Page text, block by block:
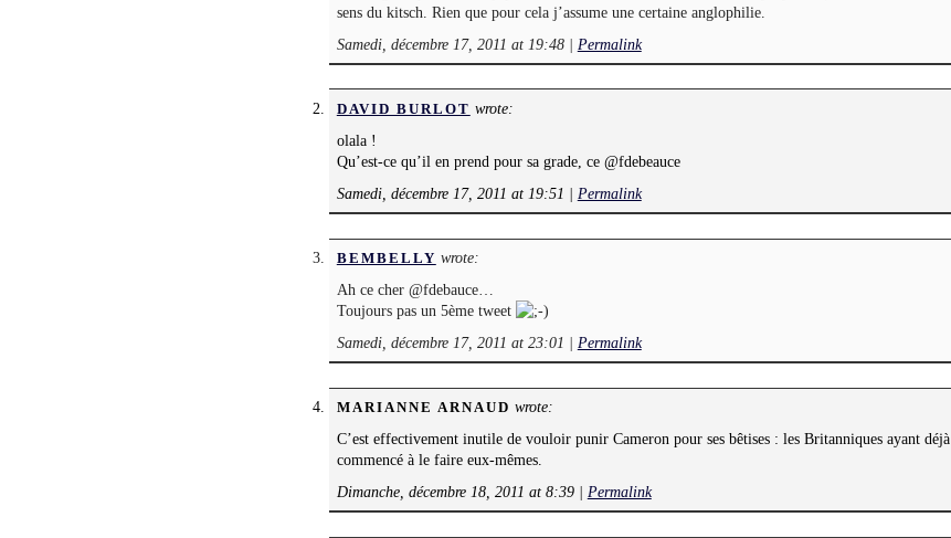
sens du kitsch. Rien que pour cela j’assume une certaine anglophilie.
Samedi, décembre 17, 2011 at 19:48 | Permalink
DAVID BURLOT wrote:
olala !
Qu’est-ce qu’il en prend pour sa grade, ce @fdebeauce
Samedi, décembre 17, 2011 at 19:51 | Permalink
BEMBELLY wrote:
Ah ce cher @fdebauce…
Toujours pas un 5ème tweet
Samedi, décembre 17, 2011 at 23:01 | Permalink
MARIANNE ARNAUD wrote:
C’est effectivement inutile de vouloir punir Cameron pour ses bêtises : les Britanniques ayant déjà
commencé à le faire eux-mêmes.
Dimanche, décembre 18, 2011 at 8:39 | Permalink